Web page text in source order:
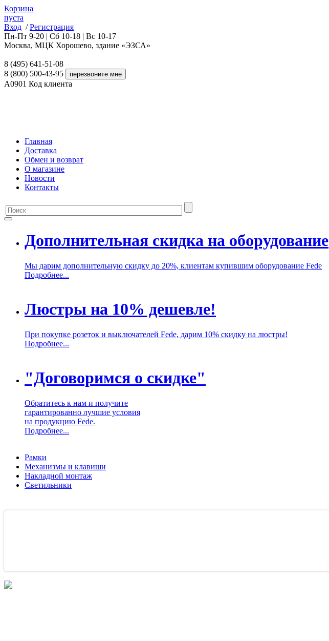
Корзина
пуста
Вход / Регистрация
Пн-Пт 9-20 | Сб 10-18 | Вс 10-17
Москва, МЦК Хорошево, здание «ЭЗСА»
8 (495) 641-51-08
8 (800) 500-43-95
A0901 Код клиента
Главная
Доставка
Обмен и возврат
О магазине
Новости
Контакты
Дополнительная скидка на оборудование
Мы дарим дополнительную скидку до 20%, клиентам купившим оборудование Fede
Подробнее...
Люстры на 10% дешевле!
При покупке розеток и выключателей Fede, дарим 10% скидку на люстры!
Подробнее...
"Договоримся о скидке"
Обратитесь к нам и получите
гарантированно лучшие условия
на продукцию Fede.
Подробнее...
Рамки
Механизмы и клавиши
Накладной монтаж
Светильники